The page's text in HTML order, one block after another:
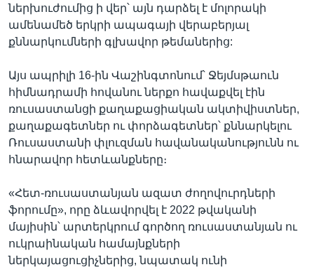
ներխուժումից ի վեր՝ այն դարձել է մոլորակի
ամենամեծ երկրի ապագայի վերաբերյալ
քննարկումների գլխավոր թեմաներից:
Այս ապրիլի 16-ին Վաշինգտոնում՝ Ջեյմսթաուն
հիմնադրամի հովանու ներքո հավաքվել էին
ռուսաստանցի քաղաքացիական ակտիվիստներ,
քաղաքագետներ ու փորձագետներ՝ քննարկելու
Ռուսաստանի փլուզման հավանականությունն ու
հնարավոր հետևանքները։
«Հետ-ռուսաստանյան ազատ ժողովուրդների
ֆորումը», որը ձևավորվել է 2022 թվականի
մայիսին՝ արտերկրում գործող ռուսաստանյան ու
ուկրաինական համայնքների
ներկայացուցիչներից, նպատակ ունի